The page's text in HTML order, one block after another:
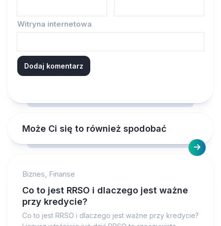
Witryna internetowa
Może Ci się to również spodobać
Biznes, Finanse
Co to jest RRSO i dlaczego jest ważne
przy kredycie?
Co to jest RRSO i dlaczego jest ważne przy kredycie?